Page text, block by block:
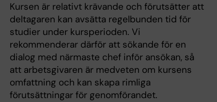
Kursen är relativt krävande och förutsätter att
deltagaren kan avsätta regelbunden tid för
studier under kursperioden. Vi
rekommenderar därför att sökande för en
dialog med närmaste chef inför ansökan, så
att arbetsgivaren är medveten om kursens
omfattning och kan skapa rimliga
förutsättningar för genomförandet.